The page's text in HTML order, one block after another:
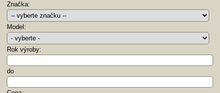
Značka:
Model:
Rok výroby:
do